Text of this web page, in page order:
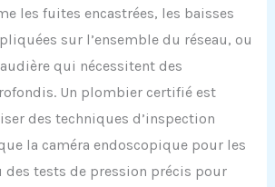
les fuites encastrées, les baisses
sur l’ensemble du réseau, ou
qui nécessitent des
Un plombier certifié est
des techniques d’inspection
la caméra endoscopique pour les
des tests de pression précis pour